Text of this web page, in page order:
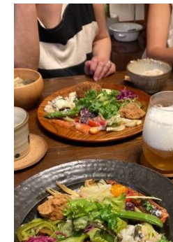
ヨガセラピー
アーユルヴェーダ
プログラム&料金
ご予約
ブログ